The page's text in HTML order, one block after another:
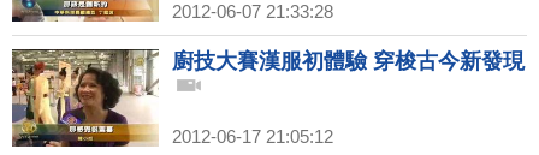
2012-06-07 21:33:28
廚技大賽漢服初體驗 穿梭古今新發現
2012-06-17 21:05:12